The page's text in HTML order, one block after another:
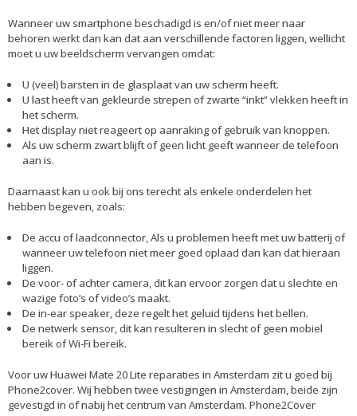
Wanneer uw smartphone beschadigd is en/of niet meer naar
behoren werkt dan kan dat aan verschillende factoren liggen, wellicht
moet u uw beeldscherm vervangen omdat:
U (veel) barsten in de glasplaat van uw scherm heeft.
U last heeft van gekleurde strepen of zwarte “inkt” vlekken heeft in
het scherm.
Het display niet reageert op aanraking of gebruik van knoppen.
Als uw scherm zwart blijft of geen licht geeft wanneer de telefoon
aan is.
Daarnaast kan u ook bij ons terecht als enkele onderdelen het
hebben begeven, zoals:
De accu of laadconnector, Als u problemen heeft met uw batterij of
wanneer uw telefoon niet meer goed oplaad dan kan dat hieraan
liggen.
De voor- of achter camera, dit kan ervoor zorgen dat u slechte en
wazige foto’s of video’s maakt.
De in-ear speaker, deze regelt het geluid tijdens het bellen.
De netwerk sensor, dit kan resulteren in slecht of geen mobiel
bereik of Wi-Fi bereik.
Voor uw Huawei Mate 20 Lite reparaties in Amsterdam zit u goed bij
Phone2cover. Wij hebben twee vestigingen in Amsterdam, beide zijn
gevestigd in of nabij het centrum van Amsterdam. Phone2Cover